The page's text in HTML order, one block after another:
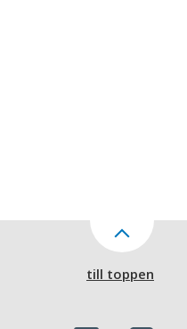
till toppen